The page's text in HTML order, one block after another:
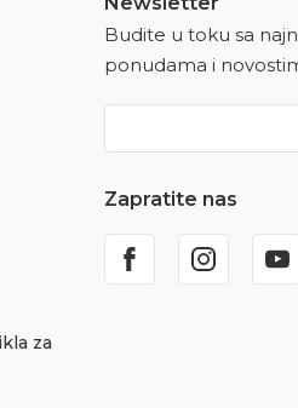
za
Budite u toku sa
ponudama i
Zapratite nas